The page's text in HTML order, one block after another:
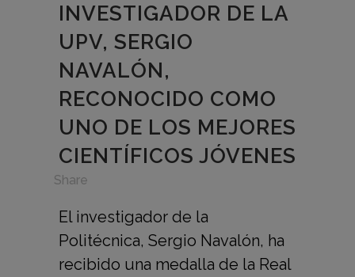
INVESTIGADOR DE LA
UPV, SERGIO
NAVALÓN,
RECONOCIDO COMO
UNO DE LOS MEJORES
CIENTÍFICOS JÓVENES
Share
El investigador de la
Politécnica, Sergio Navalón, ha
recibido una medalla de la Real